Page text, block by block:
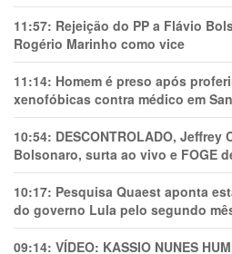
11:57: Rejeição do PP a Flávio
Rogério Marinho como vice
11:14: Homem é preso após
xenofóbicas contra médico em
10:54: DESCONTROLADO,
Bolsonaro, surta ao vivo e FOGE
10:17: Pesquisa Quaest aponta
do governo Lula pelo segundo
09:14: VÍDEO: KASSIO NUNES